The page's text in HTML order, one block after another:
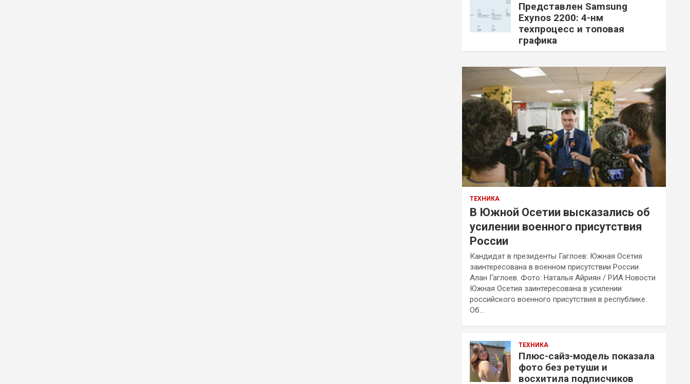
Представлен Samsung
Exynos 2200: 4-нм
техпроцесс и топовая
графика
ТЕХНИКА
В Южной Осетии высказались об
усилении военного присутствия
России
Кандидат в президенты Гаглоев: Южная Осетия
заинтересована в военном присутствии России
Алан Гаглоев. Фото: Наталья Айриян / РИА Новости
Южная Осетия заинтересована в усилении
российского военного присутствия в республике.
Об…
ТЕХНИКА
Плюс-сайз-модель показала
фото без ретуши и
восхитила подписчиков